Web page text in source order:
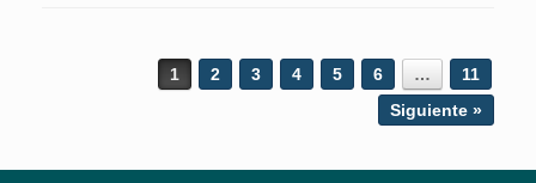
1 2 3 4 5 6 …
11
Siguiente »